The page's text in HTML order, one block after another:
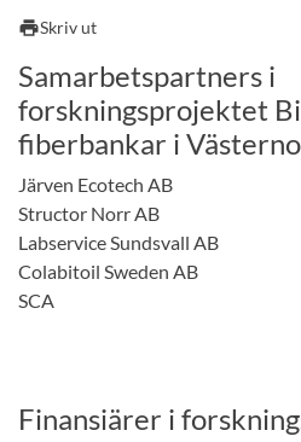
Kurser och program
printSkriv ut
Samarbetspartners i
forskningsprojektet
fiberbankar i
Järven Ecotech AB
Structor Norr AB
Labservice Sundsvall AB
Colabitoil Sweden AB
SCA
Finansiärer i